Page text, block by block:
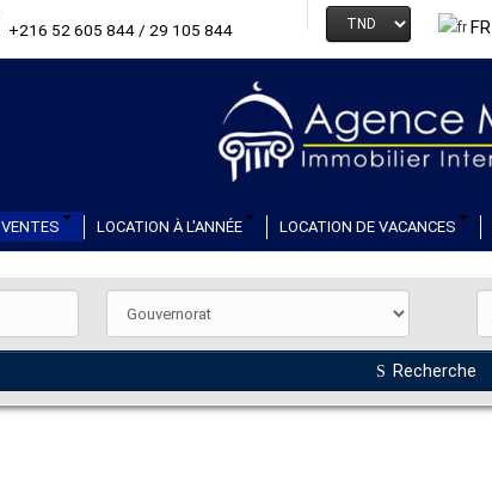
+216 52 605 844 / 29 105 844 FR
VENTES LOCATION À L'ANNÉE LOCATION DE VACANCES
Recherche